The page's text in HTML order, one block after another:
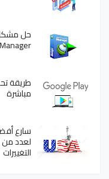
حل
مباشرة
سارع
لعدد من
التغييرات